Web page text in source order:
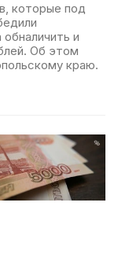
которые под
и
Об этом
краю.